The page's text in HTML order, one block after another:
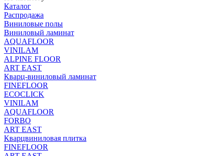
Каталог
Распродажа
Виниловые полы
Виниловый ламинат
AQUAFLOOR
VINILAM
ALPINE FLOOR
ART EAST
Кварц-виниловый ламинат
FINEFLOOR
ECOCLICK
VINILAM
AQUAFLOOR
FORBO
ART EAST
Кварцвиниловая плитка
FINEFLOOR